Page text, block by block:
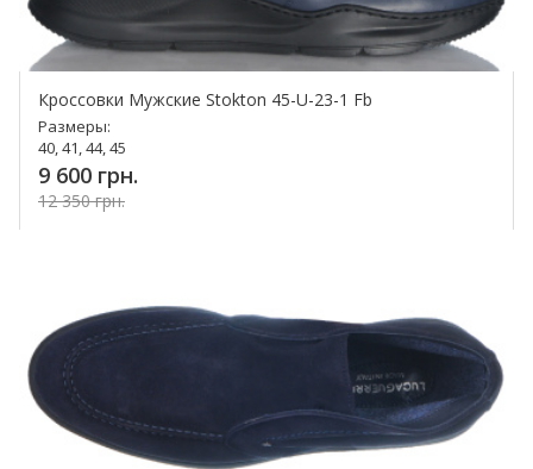
Кроссовки Мужские Stokton 45-U-23-1 Fb
Размеры:
40, 41, 44, 45
9 600 грн.
12 350 грн.